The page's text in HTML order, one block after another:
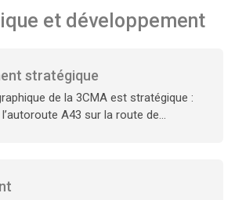
et développement
stratégique
de la 3CMA est stratégique :
A43 sur la route de...